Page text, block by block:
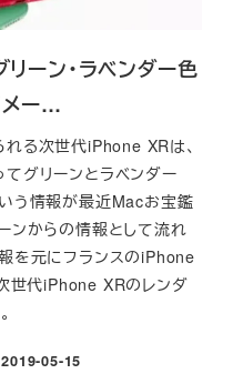
ーン・ラベンダー色
メー…
る次世代iPhone XRは、
グリーンとラベンダー
う情報が最近Macお宝鑑
ンからの情報として流れ
を元にフランスのiPhone
世代iPhone XRのレンダ
投稿日
2019-05-15